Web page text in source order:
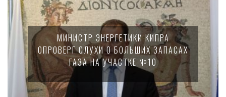
МИНИСТР ЭНЕРГЕТИКИ КИПРА
ОПРОВЕРГ СЛУХИ О БОЛЬШИХ ЗАПАСАХ
ГАЗА НА УЧАСТКЕ №10